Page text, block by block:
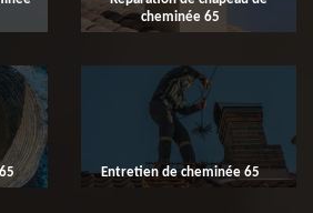
cheminée 65
Entretien de cheminée 65